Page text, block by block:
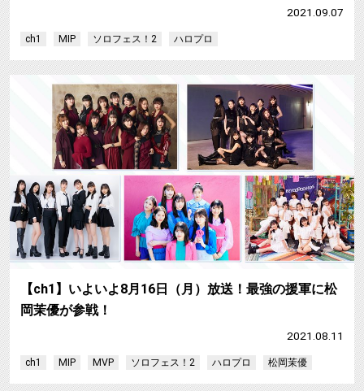
2021.09.07
ch1 MIP ソロフェス！2 ハロプロ
【ch1】いよいよ8月16日（月）放送！最強の援軍に松
岡茉優が参戦！
2021.08.11
ch1 MIP MVP ソロフェス！2 ハロプロ 松岡茉優